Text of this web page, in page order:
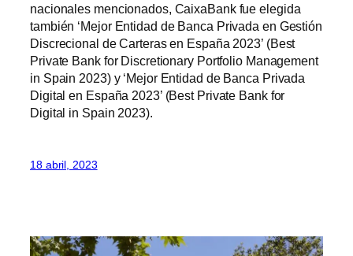
nacionales mencionados, CaixaBank fue elegida
también ‘Mejor Entidad de Banca Privada en Gestión
Discrecional de Carteras en España 2023’ (Best
Private Bank for Discretionary Portfolio Management
in Spain 2023) y ‘Mejor Entidad de Banca Privada
Digital en España 2023’ (Best Private Bank for
Digital in Spain 2023).
18 abril, 2023